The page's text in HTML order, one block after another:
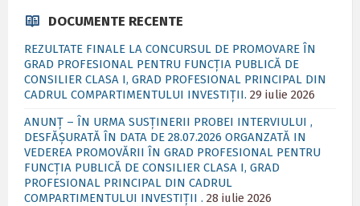
DOCUMENTE RECENTE
REZULTATE FINALE LA CONCURSUL DE PROMOVARE ÎN
GRAD PROFESIONAL PENTRU FUNCȚIA PUBLICĂ DE
CONSILIER CLASA I, GRAD PROFESIONAL PRINCIPAL DIN
CADRUL COMPARTIMENTULUI INVESTIȚII. 29 iulie 2026
ANUNȚ – ÎN URMA SUSȚINERII PROBEI INTERVIULUI ,
DESFĂȘURATĂ ÎN DATA DE 28.07.2026 ORGANZATĂ IN
VEDEREA PROMOVĂRII ÎN GRAD PROFESIONAL PENTRU
FUNCȚIA PUBLICĂ DE CONSILIER CLASA I, GRAD
PROFESIONAL PRINCIPAL DIN CADRUL
COMPARTIMENTULUI INVESTIȚII . 28 iulie 2026